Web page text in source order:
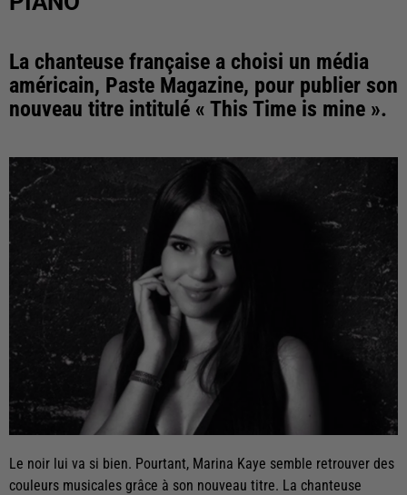
La chanteuse française a choisi un média
américain, Paste Magazine, pour publier son
nouveau titre intitulé « This Time is mine ».
Le noir lui va si bien. Pourtant, Marina Kaye semble retrouver des
couleurs musicales grâce à son nouveau titre. La chanteuse